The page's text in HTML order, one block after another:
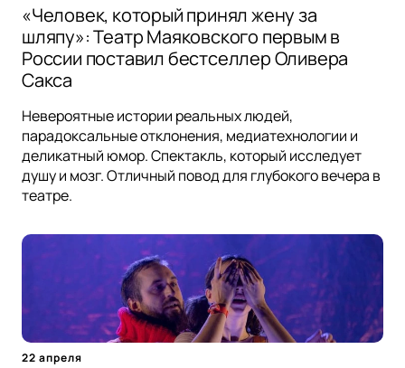
«Человек, который принял жену за
шляпу»: Театр Маяковского первым в
России поставил бестселлер Оливера
Сакса
Невероятные истории реальных людей,
парадоксальные отклонения, медиатехнологии и
деликатный юмор. Спектакль, который исследует
душу и мозг. Отличный повод для глубокого вечера в
театре.
22 апреля